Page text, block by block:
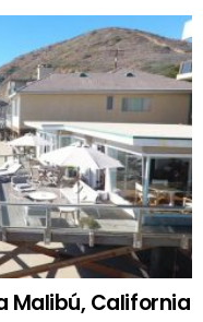
Malibú, California